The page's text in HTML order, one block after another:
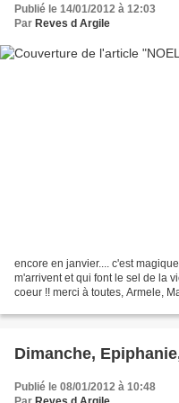
Publié le 14/01/2012 à 12:03
Par Reves d Argile
encore en janvier.... c'est
m'arrivent et qui font le sel de la
coeur !! merci à toutes, Armele,
Dimanche,
Publié le 08/01/2012 à 10:48